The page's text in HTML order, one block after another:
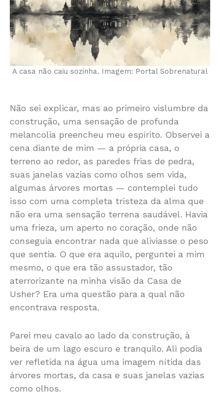
A casa não caiu sozinha. Imagem: Portal Sobrenatural
Não sei explicar, mas ao primeiro vislumbre da
construção, uma sensação de profunda
melancolia preencheu meu espírito. Observei a
cena diante de mim — a própria casa, o
terreno ao redor, as paredes frias de pedra,
suas janelas vazias como olhos sem vida,
algumas árvores mortas — contemplei tudo
isso com uma completa tristeza da alma que
não era uma sensação terrena saudável. Havia
uma frieza, um aperto no coração, onde não
conseguia encontrar nada que aliviasse o peso
que sentia. O que era aquilo, perguntei a mim
mesmo, o que era tão assustador, tão
aterrorizante na minha visão da Casa de
Usher? Era uma questão para a qual não
encontrava resposta.
Parei meu cavalo ao lado da construção, à
beira de um lago escuro e tranquilo. Ali podia
ver refletida na água uma imagem nítida das
árvores mortas, da casa e suas janelas vazias
como olhos.